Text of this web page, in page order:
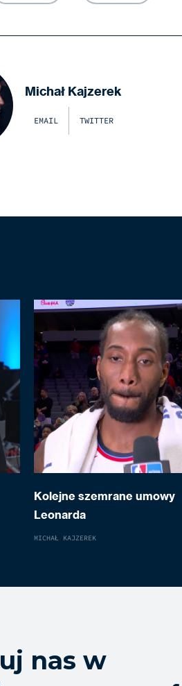
Michał Kajzerek
EMAIL TWITTER
Kolejne szemrane umowy
Leonarda
MICHAŁ KAJZEREK
nas w